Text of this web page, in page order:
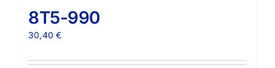
8T5-990
30,40€